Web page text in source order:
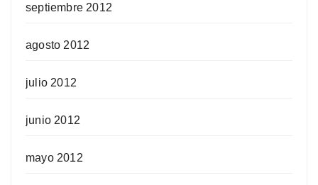
septiembre 2012
agosto 2012
julio 2012
junio 2012
mayo 2012